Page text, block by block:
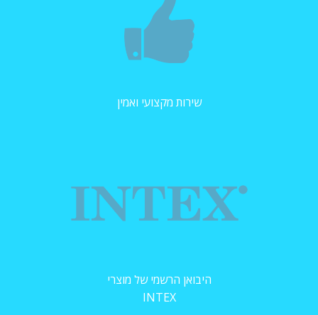
שירות מקצועי ואמין
היבואן הרשמי של מוצרי
INTEX